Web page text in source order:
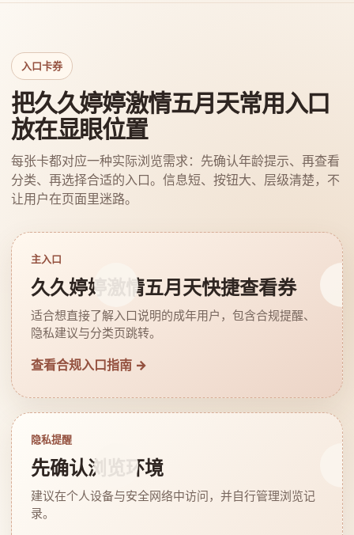
入口卡券
把久久婷婷激情五月天常用入口
放在显眼位置
每张卡都对应一种实际浏览需求：先确认年龄提示、再查看
分类、再选择合适的入口。信息短、按钮大、层级清楚，不
让用户在页面里迷路。
主入口
久久婷婷激情五月天快捷查看券
适合想直接了解入口说明的成年用户，包含合规提醒、
隐私建议与分类页跳转。
查看合规入口指南 →
隐私提醒
先确认浏览环境
建议在个人设备与安全网络中访问，并自行管理浏览记
录。